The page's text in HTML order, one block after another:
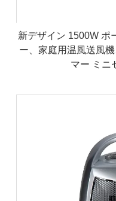
新デザイン 1500W ポ
ー、家庭用温風送風
マー ミニ